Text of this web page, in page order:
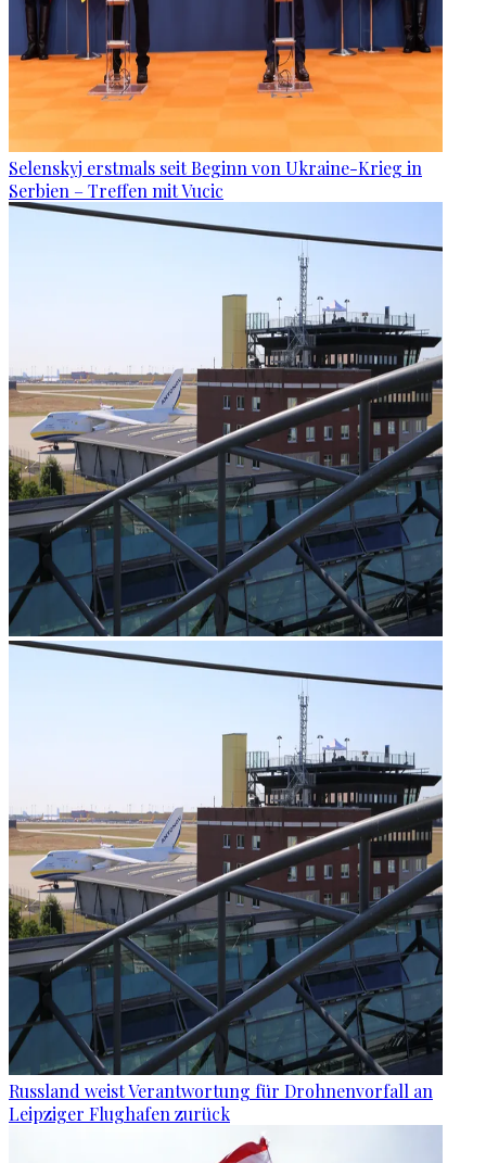
Selenskyj erstmals seit Beginn von Ukraine-Krieg in
Serbien – Treffen mit Vucic
Russland weist Verantwortung für Drohnenvorfall an
Leipziger Flughafen zurück